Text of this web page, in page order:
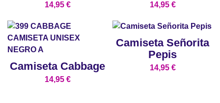
14,95 € 14,95 €
Camiseta Cabbage
14,95 €
Camiseta Señorita
Pepis
14,95 €